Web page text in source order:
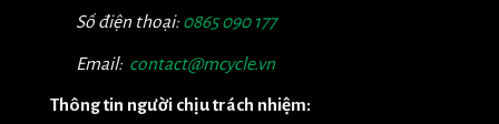
Số điện thoại: 0865 090 177
Email: contact@mcycle.vn
Thông tin người chịu trách nhiệm: